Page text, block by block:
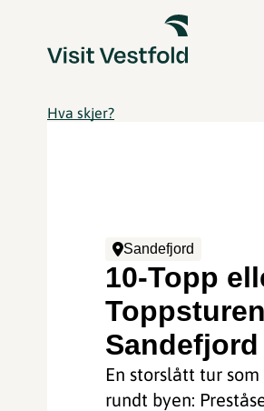
Hva skjer?
Sandefjord
10-Topp
Sandefjord
En storslått tur
rundt byen: